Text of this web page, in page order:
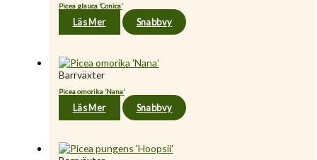
Picea glauca ’Conica’
Läs Mer Snabbvy
Barrväxter
Picea omorika ’Nana’
Läs Mer Snabbvy